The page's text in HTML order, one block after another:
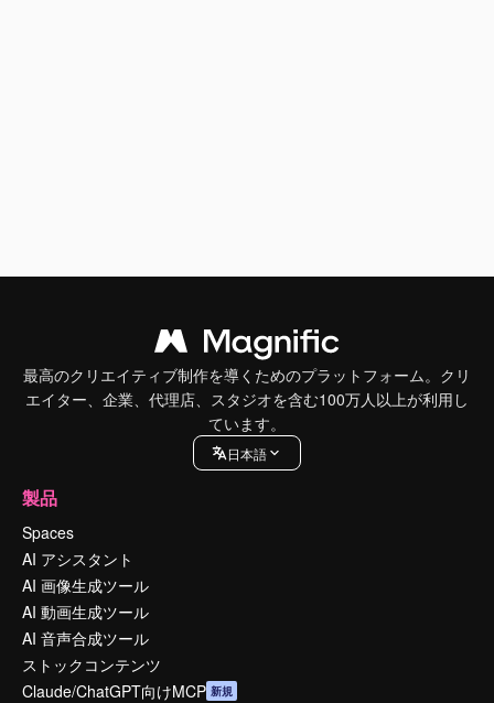
最高のクリエイティブ制作を導くためのプラットフォーム。クリ
エイター、企業、代理店、スタジオを含む100万人以上が利用し
ています。
日本語
製品
Spaces
AI アシスタント
AI 画像生成ツール
AI 動画生成ツール
AI 音声合成ツール
ストックコンテンツ
Claude/ChatGPT向けMCP 新規